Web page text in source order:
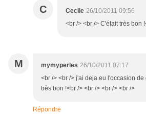
C Cecile 26/10/2011 09:56
<br /> <br /> C'était très bon
M mymyperles 26/10/2011 07:17
<br /> <br /> j'ai deja eu l'occasion
très bon !<br /> <br /> <br /> <br />
Répondre